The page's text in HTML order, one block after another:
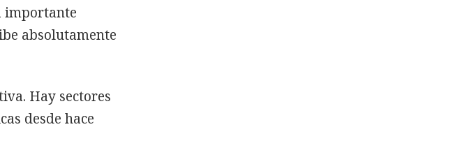
importante
absolutamente
Hay sectores
desde hace